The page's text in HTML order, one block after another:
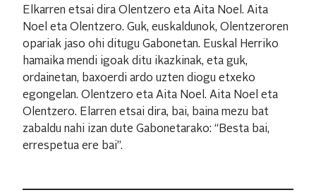
Elkarren etsai dira Olentzero eta Aita Noel. Aita
Noel eta Olentzero. Guk, euskaldunok, Olentzeroren
opariak jaso ohi ditugu Gabonetan. Euskal Herriko
hamaika mendi igoak ditu ikazkinak, eta guk,
ordainetan, baxoerdi ardo uzten diogu etxeko
egongelan. Olentzero eta Aita Noel. Aita Noel eta
Olentzero. Elarren etsai dira, bai, baina mezu bat
zabaldu nahi izan dute Gabonetarako: “Besta bai,
errespetua ere bai”.